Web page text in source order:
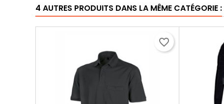
4 AUTRES PRODUITS DANS LA MÊME CATÉGORIE :
favorite_border